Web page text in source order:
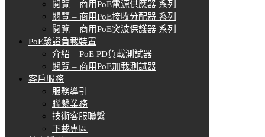
閱覽 – 商用PoE電源供應器 系列
閱覽 – 商用PoE接收分配器 系列
閱覽 – 商用PoE突波保護器 系列
PoE驗證負載裝置
介紹 – PoE PD負載測試器
閱覽 – 商用PoE加載測試器
客戶服務
服務導引
聯繫業務
技術客服聯繫
下載專區